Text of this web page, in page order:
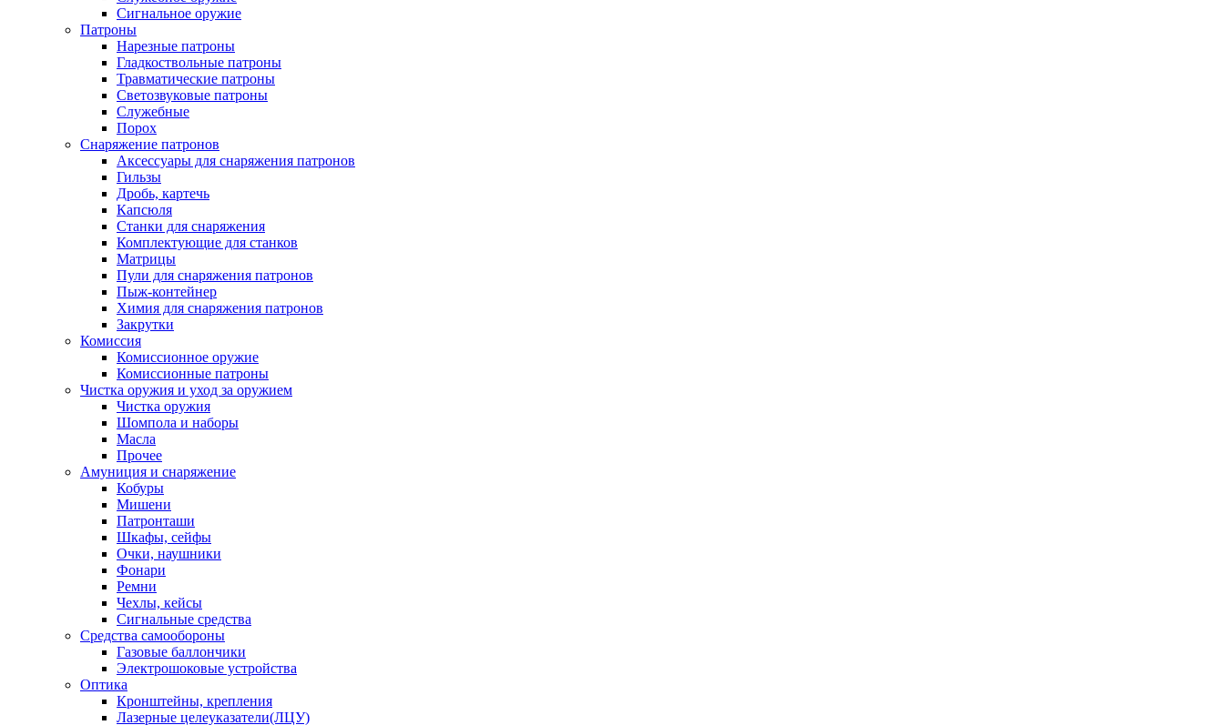
Сигнальное оружие
Патроны
Нарезные патроны
Гладкоствольные патроны
Травматические патроны
Светозвуковые патроны
Служебные
Порох
Снаряжение патронов
Аксессуары для снаряжения патронов
Гильзы
Дробь, картечь
Капсюля
Станки для снаряжения
Комплектующие для станков
Матрицы
Пули для снаряжения патронов
Пыж-контейнер
Химия для снаряжения патронов
Закрутки
Комиссия
Комиссионное оружие
Комиссионные патроны
Чистка оружия и уход за оружием
Чистка оружия
Шомпола и наборы
Масла
Прочее
Амуниция и снаряжение
Кобуры
Мишени
Патронташи
Шкафы, сейфы
Очки, наушники
Фонари
Ремни
Чехлы, кейсы
Сигнальные средства
Средства самообороны
Газовые баллончики
Электрошоковые устройства
Оптика
Кронштейны, крепления
Лазерные целеуказатели(ЛЦУ)